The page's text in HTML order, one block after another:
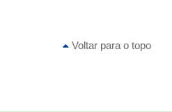
Voltar para o topo